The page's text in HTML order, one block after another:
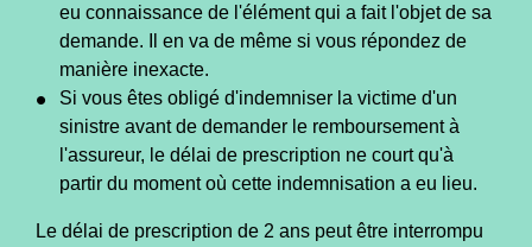
eu connaissance de l'élément qui a fait l'objet de sa
demande. Il en va de même si vous répondez de
manière inexacte.
Si vous êtes obligé d'indemniser la victime d'un
sinistre avant de demander le remboursement à
l'assureur, le délai de prescription ne court qu'à
partir du moment où cette indemnisation a eu lieu.
Le délai de prescription de 2 ans peut être interrompu